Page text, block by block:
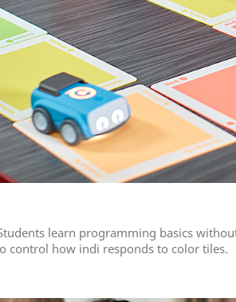
learn programming basics
control how indi responds to color tiles.